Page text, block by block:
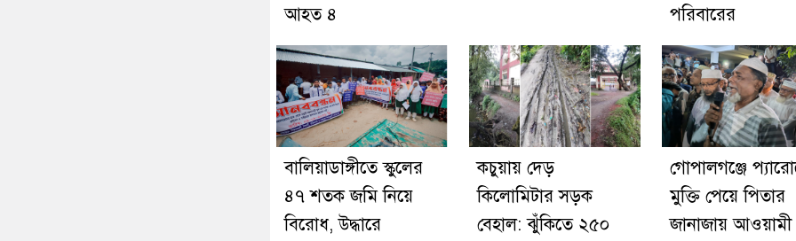
আহত ৪
পরিবারের
বালিয়াডাঙ্গীতে স্কুলের
৪৭ শতক জমি নিয়ে
বিরোধ, উদ্ধারে
কচুয়ায় দেড়
কিলোমিটার সড়ক
বেহাল: ঝুঁকিতে ২৫০
গোপালগঞ্জে
মুক্তি পেয়ে পিতার
জানাজায়